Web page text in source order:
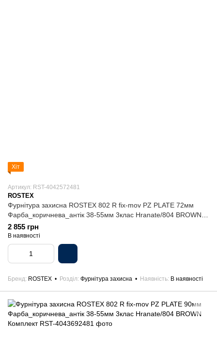
Хіт
Артикул: RST-4042572481
ROSTEX
Фурнітура захисна ROSTEX 802 R fix-mov PZ PLATE 72мм
Фарба_коричнева_антік 38-55мм 3клас Hranate/804 BROWN
Комплект
2 855 грн
В наявності
Бренд ROSTEX Розділ Фурнітура захисна Наявність В наявності